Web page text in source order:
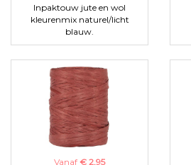
Inpaktouw jute en wol
kleurenmix naturel/licht
blauw.
Vanaf € 2,95